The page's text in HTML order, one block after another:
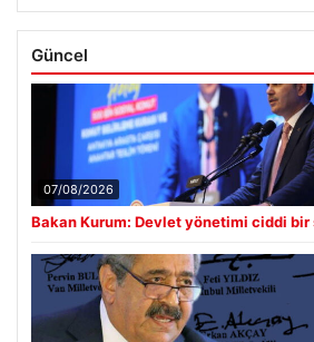
Güncel
07/08/2026
Bakan Kurum: Devlet yönetimi ciddi